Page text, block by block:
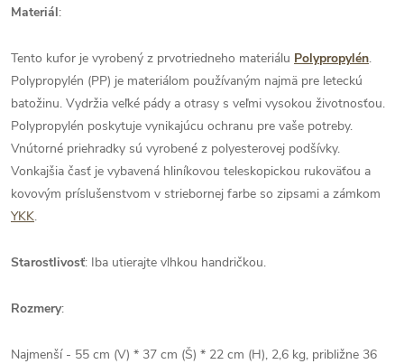
Materiál:
Tento kufor je vyrobený z prvotriedneho materiálu Polypropylén.
Polypropylén (PP) je materiálom používaným najmä pre leteckú
batožinu. Vydržia veľké pády a otrasy s veľmi vysokou životnosťou.
Polypropylén poskytuje vynikajúcu ochranu pre vaše potreby.
Vnútorné priehradky sú vyrobené z polyesterovej podšívky.
Vonkajšia časť je vybavená hliníkovou teleskopickou rukoväťou a
kovovým príslušenstvom v striebornej farbe so zipsami a zámkom
YKK.
Starostlivosť: Iba utierajte vlhkou handričkou.
Rozmery:
Najmenší - 55 cm (V) * 37 cm (Š) * 22 cm (H), 2,6 kg, približne 36